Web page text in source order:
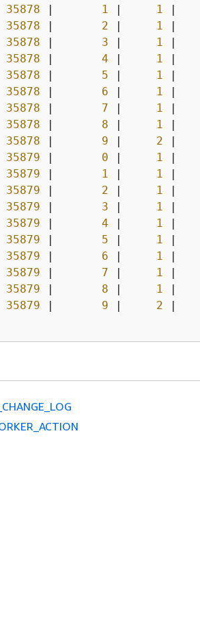
35878 | 1 | 1 |
35878 | 2 | 1 |
35878 | 3 | 1 |
35878 | 4 | 1 |
35878 | 5 | 1 |
35878 | 6 | 1 |
35878 | 7 | 1 |
35878 | 8 | 1 |
35878 | 9 | 2 |
35879 | 0 | 1 |
35879 | 1 | 1 |
35879 | 2 | 1 |
35879 | 3 | 1 |
35879 | 4 | 1 |
35879 | 5 | 1 |
35879 | 6 | 1 |
35879 | 7 | 1 |
35879 | 8 | 1 |
35879 | 9 | 2 |